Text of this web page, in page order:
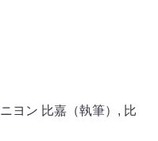
ヨン 比嘉（執筆） , 比